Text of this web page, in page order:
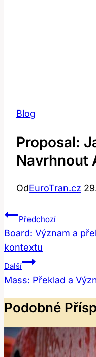
Blog
Proposal:
Navrhnout
OdEuroTran.cz
Navigace
Pro
Příspěvek
Předchozí
Board: Význam a
kontextu
Další
Mass: Překlad a
Podobné